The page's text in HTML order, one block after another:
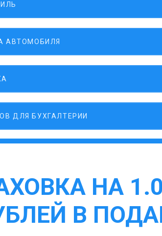
АВТОМОБИЛЯ
ДЛЯ БУХГАЛТЕРИИ
НА
В